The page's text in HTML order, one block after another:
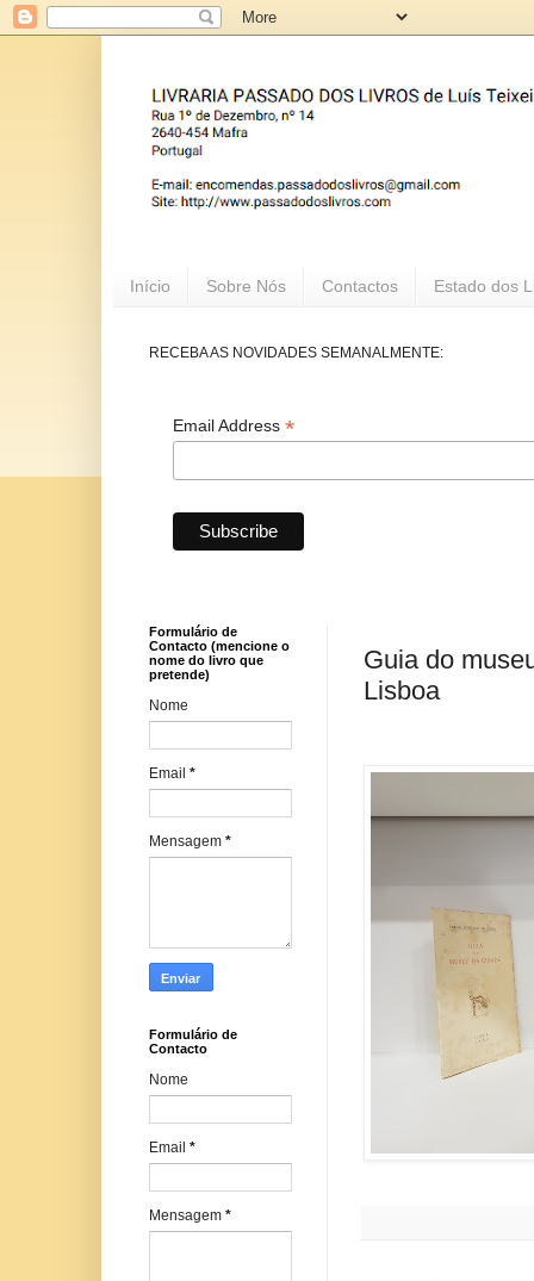
Início Sobre Nós Contactos Estado dos
RECEBA AS NOVIDADES SEMANALMENTE:
Email Address *
Guia do
Lisboa
Formulário de
Contacto (mencione o
nome do livro que
pretende)
Nome
Email *
Mensagem *
Formulário de
Contacto
Nome
Email *
Mensagem *